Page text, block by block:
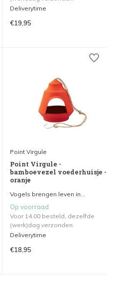
Deliverytime
€19,95
Point Virgule
Point Virgule -
bamboevezel voederhuisje -
oranje
Vogels brengen leven in...
Op voorraad
Voor 14.00 besteld, dezelfde
(werk)dag verzonden.
Deliverytime
€18,95